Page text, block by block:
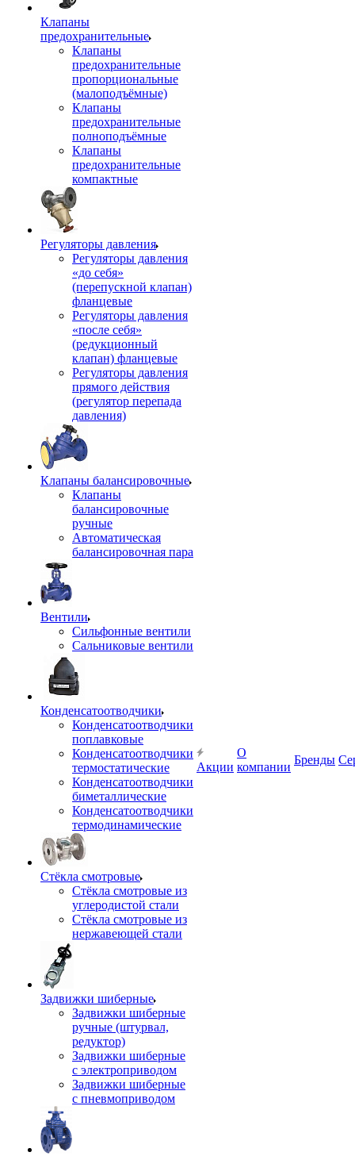
Клапаны
предохранительные
Клапаны
предохранительные
пропорциональные
(малоподъёмные)
Клапаны
предохранительные
полноподъёмные
Клапаны
предохранительные
компактные
Регуляторы давления
Регуляторы давления
«до себя»
(перепускной клапан)
фланцевые
Регуляторы давления
«после себя»
(редукционный
клапан) фланцевые
Регуляторы давления
прямого действия
(регулятор перепада
давления)
Клапаны балансировочные
Клапаны
балансировочные
ручные
Автоматическая
балансировочная пара
Вентили
Сильфонные вентили
Сальниковые вентили
Конденсатоотводчики
Конденсатоотводчики
поплавковые
Конденсатоотводчики
термостатические
Конденсатоотводчики
биметаллические
Конденсатоотводчики
термодинамические
Стёкла смотровые
Стёкла смотровые из
углеродистой стали
Стёкла смотровые из
нержавеющей стали
Задвижки шиберные
Задвижки шиберные
ручные (штурвал,
редуктор)
Задвижки шиберные
с электроприводом
Задвижки шиберные
с пневмоприводом
Акции
О
компании
Бренды